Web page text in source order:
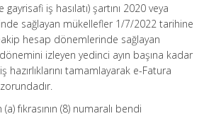
gayrisafi iş hasılatı) şartını 2020 veya
sağlayan mükellefler 1/7/2022 tarihine
hesap dönemlerinde sağlayan
izleyen yedinci ayın başına kadar
hazırlıklarını tamamlayarak e-Fatura
fıkrasının (8) numaralı bendi